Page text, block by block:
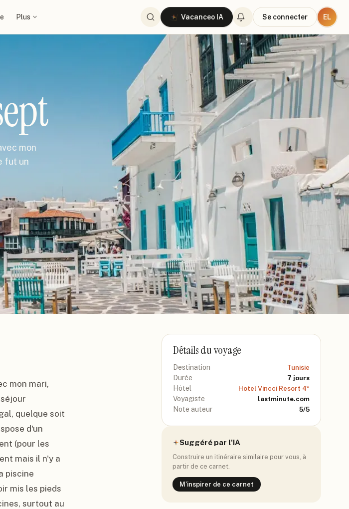
Plus Vacanceo IA Se connecter EL
mon
fut un
mon mari,
quelque soit
d'un
(pour les
mais il n'y a
piscine
mis les pieds
surtout au
Détails du voyage
Destination Tunisie
Durée 7 jours
Hôtel Hotel Vincci Resort 4*
Voyagiste lastminute.com
Note auteur 5/5
Suggéré par l'IA
Construire un itinéraire similaire pour vous, à
partir de ce carnet.
M'inspirer de ce carnet